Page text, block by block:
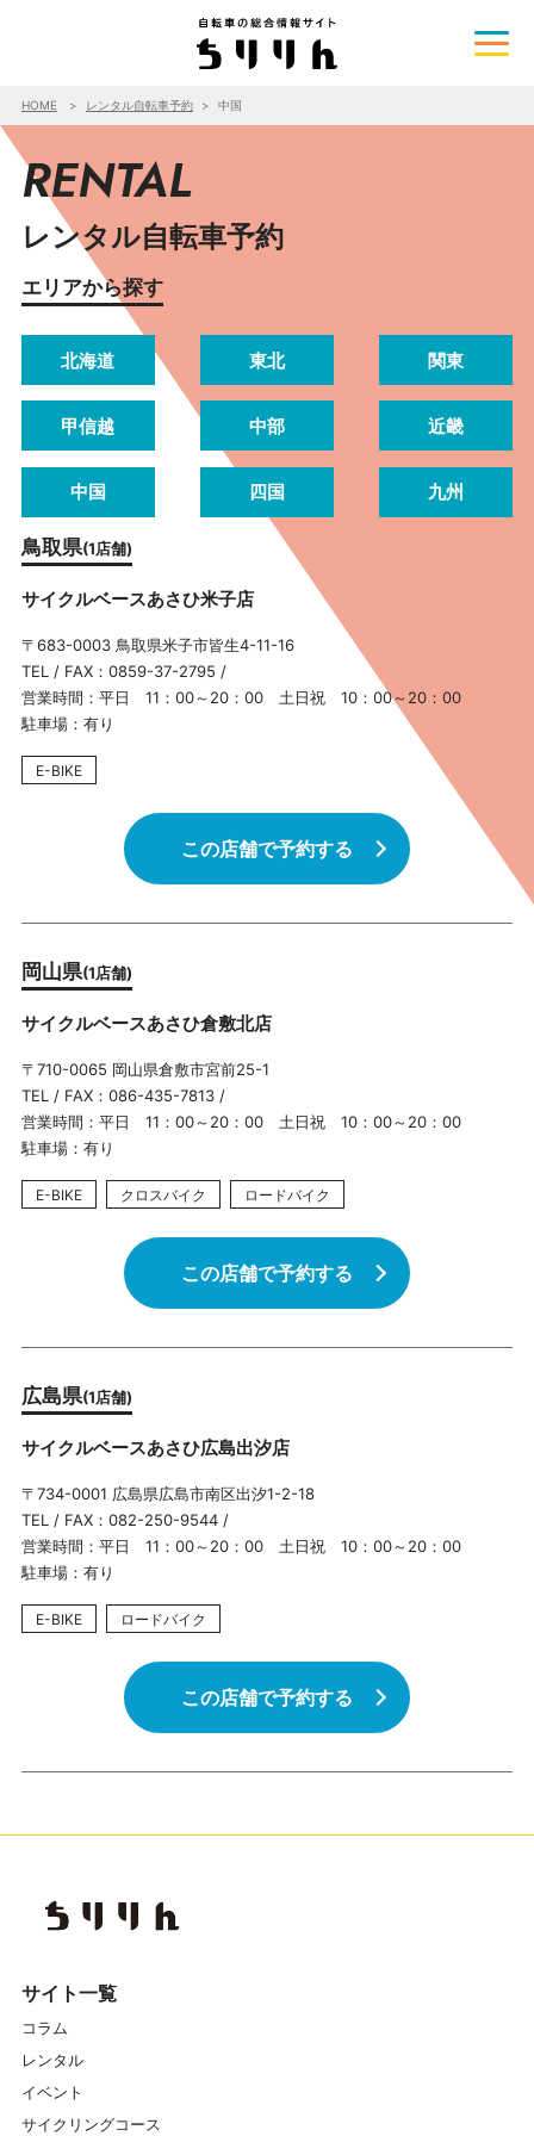
HOME レンタル自転車予約 中国
RENTAL
レンタル自転車予約
エリアから探す
北海道 東北 関東
甲信越 中部 近畿
中国 四国 九州
鳥取県(1店舗)
サイクルベースあさひ米子店
〒683-0003 鳥取県米子市皆生4-11-16
TEL / FAX：0859-37-2795 /
営業時間：平日 11：00～20：00 土日祝 10：00～20：00
駐車場：有り
E-BIKE
この店舗で予約する
岡山県(1店舗)
サイクルベースあさひ倉敷北店
〒710-0065 岡山県倉敷市宮前25-1
TEL / FAX：086-435-7813 /
営業時間：平日 11：00～20：00 土日祝 10：00～20：00
駐車場：有り
E-BIKE クロスバイク ロードバイク
この店舗で予約する
広島県(1店舗)
サイクルベースあさひ広島出汐店
〒734-0001 広島県広島市南区出汐1-2-18
TEL / FAX：082-250-9544 /
営業時間：平日 11：00～20：00 土日祝 10：00～20：00
駐車場：有り
E-BIKE ロードバイク
この店舗で予約する
サイト一覧
コラム
レンタル
イベント
サイクリングコース